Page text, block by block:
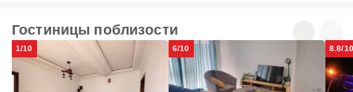
Гостиницы поблизости
1/10 6/10 8.8/10